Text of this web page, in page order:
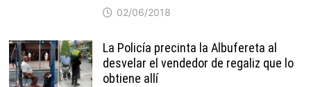
02/06/2018
La Policía precinta la Albufereta al
desvelar el vendedor de regaliz que lo
obtiene allí